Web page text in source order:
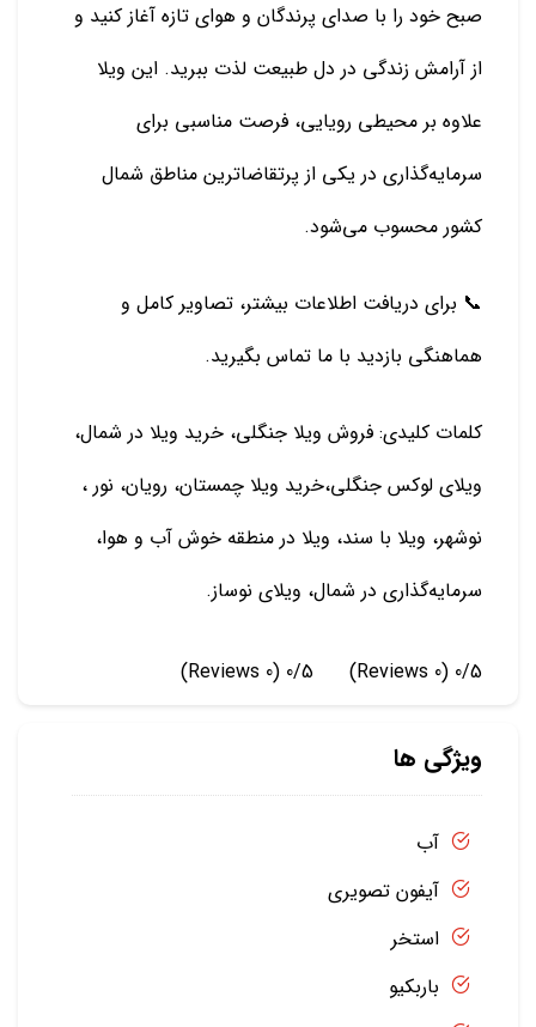
صبح خود را با صدای پرندگان و هوای تازه آغاز کنید و
از آرامش زندگی در دل طبیعت لذت ببرید. این ویلا
علاوه بر محیطی رویایی، فرصت مناسبی برای
سرمایه‌گذاری در یکی از پرتقاضاترین مناطق شمال
کشور محسوب می‌شود.
📞 برای دریافت اطلاعات بیشتر، تصاویر کامل و
هماهنگی بازدید با ما تماس بگیرید.
کلمات کلیدی: فروش ویلا جنگلی، خرید ویلا در شمال،
ویلای لوکس جنگلی،خرید ویلا چمستان، رویان، نور ،
نوشهر، ویلا با سند، ویلا در منطقه خوش آب و هوا،
سرمایه‌گذاری در شمال، ویلای نوساز.
0/5
(0 Reviews)
0/5
(0 Reviews)
ویژگی ها
آب
آیفون تصویری
استخر
باربکیو